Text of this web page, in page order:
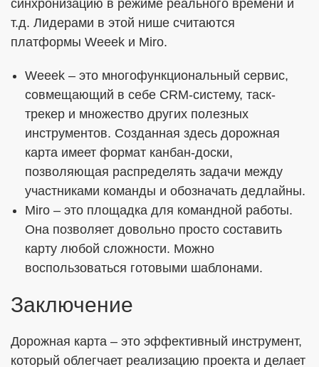
синхронизацию в режиме реального времени и
т.д. Лидерами в этой нише считаются
платформы Weeek и Miro.
Weeek – это многофункциональный сервис,
совмещающий в себе CRM-систему, таск-
трекер и множество других полезных
инструментов. Созданная здесь дорожная
карта имеет формат канбан-доски,
позволяющая распределять задачи между
участниками команды и обозначать дедлайны.
Miro – это площадка для командной работы.
Она позволяет довольно просто составить
карту любой сложности. Можно
воспользоваться готовыми шаблонами.
Заключение
Дорожная карта – это эффективный инструмент,
который облегчает реализацию проекта и делает